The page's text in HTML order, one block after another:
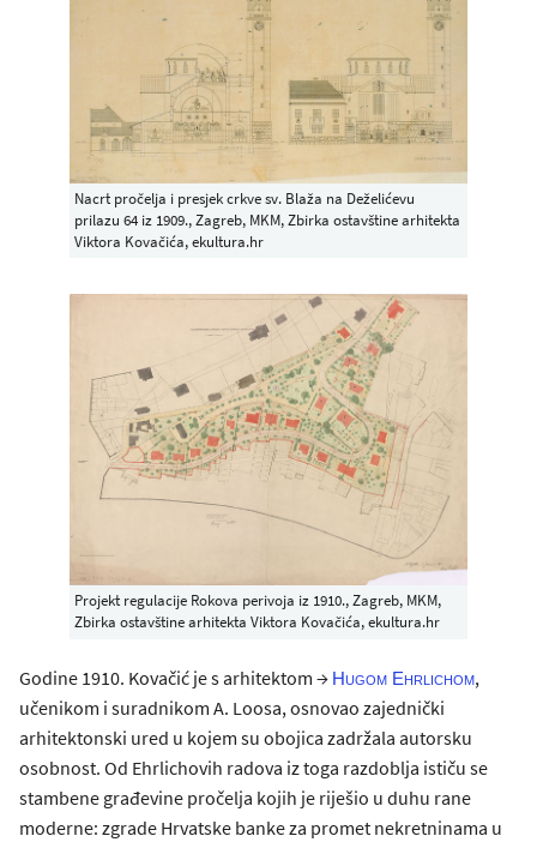
Nacrt pročelja i presjek crkve sv. Blaža na Deželićevu
prilazu 64 iz 1909., Zagreb, MKM, Zbirka ostavštine arhitekta
Viktora Kovačića, ekultura.hr
Projekt regulacije Rokova perivoja iz 1910., Zagreb, MKM,
Zbirka ostavštine arhitekta Viktora Kovačića, ekultura.hr
Godine 1910. Kovačić je s arhitektom → Hugom Ehrlichom,
učenikom i suradnikom A. Loosa, osnovao zajednički
arhitektonski ured u kojem su obojica zadržala autorsku
osobnost. Od Ehrlichovih radova iz toga razdoblja ističu se
stambene građevine pročelja kojih je riješio u duhu rane
moderne: zgrade Hrvatske banke za promet nekretninama u